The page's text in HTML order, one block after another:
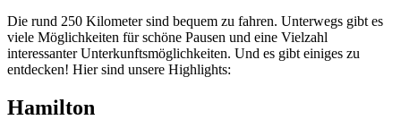
Die rund 250 Kilometer sind bequem zu fahren. Unterwegs gibt es
viele Möglichkeiten für schöne Pausen und eine Vielzahl
interessanter Unterkunftsmöglichkeiten. Und es gibt einiges zu
entdecken! Hier sind unsere Highlights:
Hamilton